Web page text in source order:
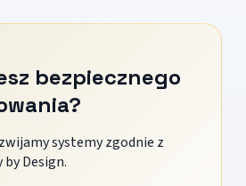
bezpiecznego
systemy zgodnie z
Design.